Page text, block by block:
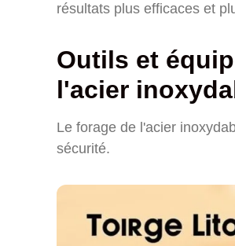
résultats plus efficaces et
Outils et
l'acier
Le forage de l'acier
sécurité.